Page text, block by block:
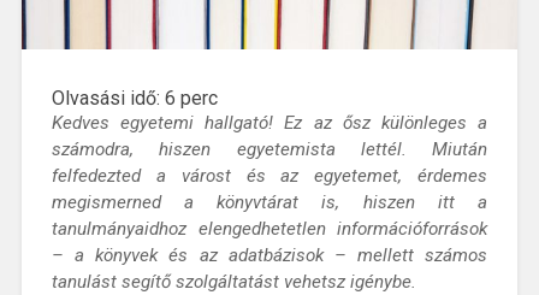
Olvasási idő: 6 perc
Kedves egyetemi hallgató! Ez az ősz különleges a
számodra, hiszen egyetemista lettél. Miután
felfedezted a várost és az egyetemet, érdemes
megismerned a könyvtárat is, hiszen itt a
tanulmányaidhoz elengedhetetlen információforrások
– a könyvek és az adatbázisok – mellett számos
tanulást segítő szolgáltatást vehetsz igénybe.